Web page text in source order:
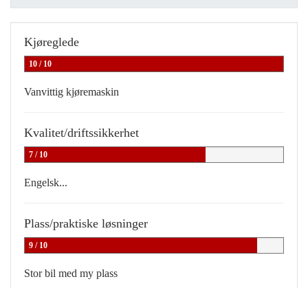
Kjøreglede
10 / 10
Vanvittig kjøremaskin
Kvalitet/driftssikkerhet
7 / 10
Engelsk...
Plass/praktiske løsninger
9 / 10
Stor bil med my plass